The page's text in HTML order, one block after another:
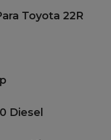
Toyota 22R
Diesel